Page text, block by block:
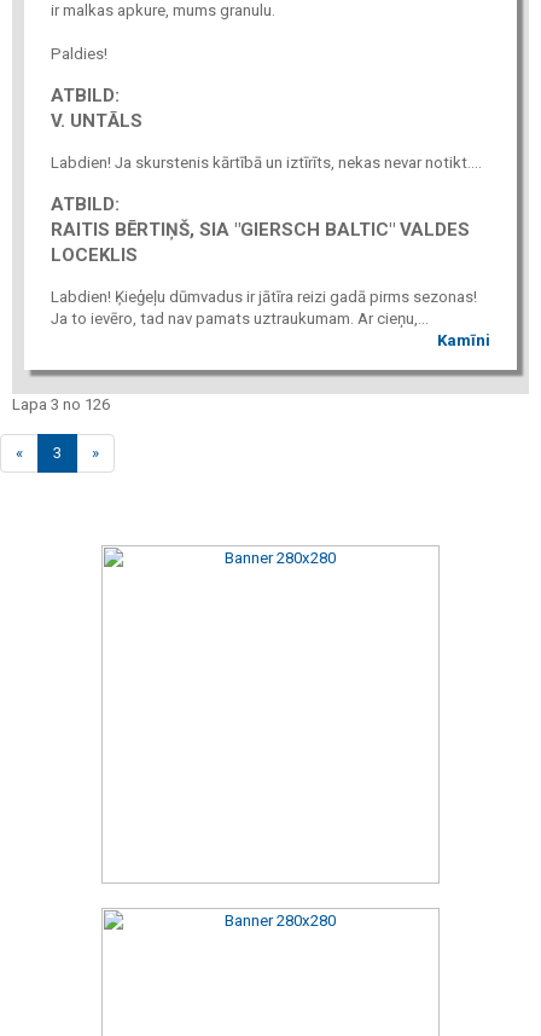
ir malkas apkure, mums granulu.
Paldies!
ATBILD:
V. UNTĀLS
Labdien! Ja skurstenis kārtībā un iztīrīts, nekas nevar notikt....
ATBILD:
RAITIS BĒRTIŅŠ, SIA "GIERSCH BALTIC" VALDES
LOCEKLIS
Labdien! Ķieģeļu dūmvadus ir jātīra reizi gadā pirms sezonas!
Ja to ievēro, tad nav pamats uztraukumam. Ar cieņu,...
Kamīni
Lapa 3 no 126
« 3 »